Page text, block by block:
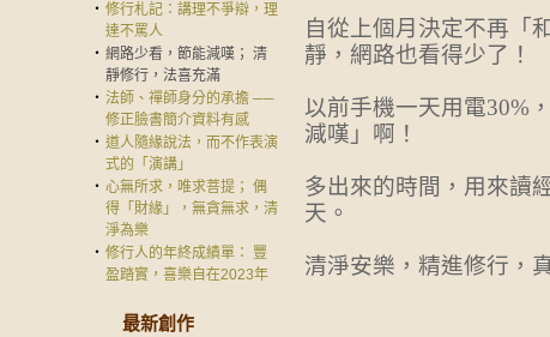
‧ 修行札記：講理不爭辯，理
達不罵人
‧ 網路少看，節能減嘆； 清
靜修行，法喜充滿
‧ 法師、禪師身分的承擔 ──
修正臉書簡介資料有感
‧ 道人隨緣說法，而不作表演
式的「演講」
‧ 心無所求，唯求菩提； 偶
得「財緣」，無貪無求，清
淨為樂
‧ 修行人的年終成績單： 豐
盈踏實，喜樂自在2023年
最新創作
自從上個月決定不再「
靜，網路也看得少了！
以前手機一天用電30%
減嘆」啊！
多出來的時間，用來讀
天。
清淨安樂，精進修行，